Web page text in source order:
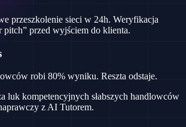
przeszkolenie sieci w 24h. Weryfikacja
pitch” przed wyjściem do klienta.
robi 80% wyniku. Reszta odstaje.
luk kompetencyjnych słabszych handlowców
z AI Tutorem.